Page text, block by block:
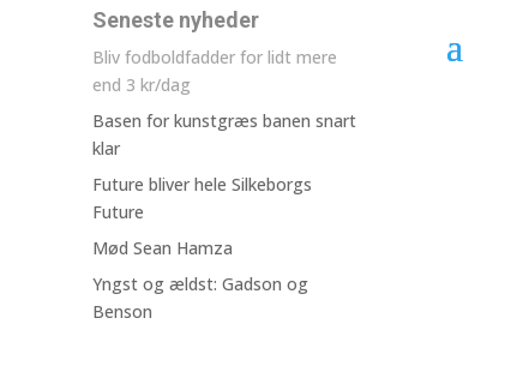
Seneste nyheder
Bliv fodboldfadder for lidt mere
end 3 kr/dag
Basen for kunstgræs banen snart
klar
Future bliver hele Silkeborgs
Future
Mød Sean Hamza
Yngst og ældst: Gadson og
Benson